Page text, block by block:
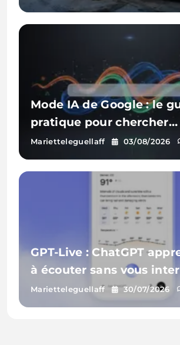
partir d’une photo ?
Mode IA de Google : le
pratique pour chercher…
visible
Marietteleguellaff 03/08/2026
GPT-Live : ChatGPT
à écouter sans vous
Marietteleguellaff 30/07/2026